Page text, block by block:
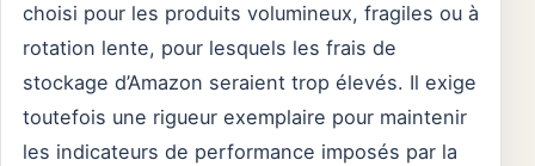
choisi pour les produits volumineux, fragiles ou à
rotation lente, pour lesquels les frais de
stockage d’Amazon seraient trop élevés. Il exige
toutefois une rigueur exemplaire pour maintenir
les indicateurs de performance imposés par la